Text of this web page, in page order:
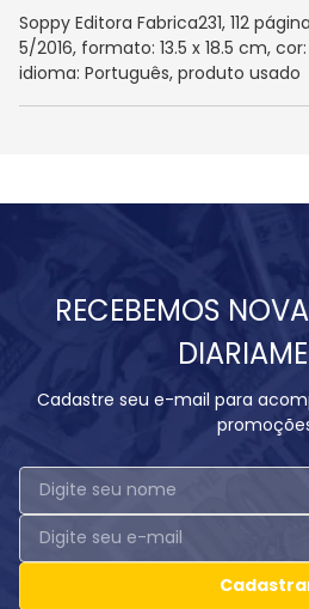
Soppy Editora Fabrica231, 112
5/2016, formato: 13.5 x 18.5 cm,
idioma: Português, produto usado
RECEBEMOS
Cadastre seu e-mail para